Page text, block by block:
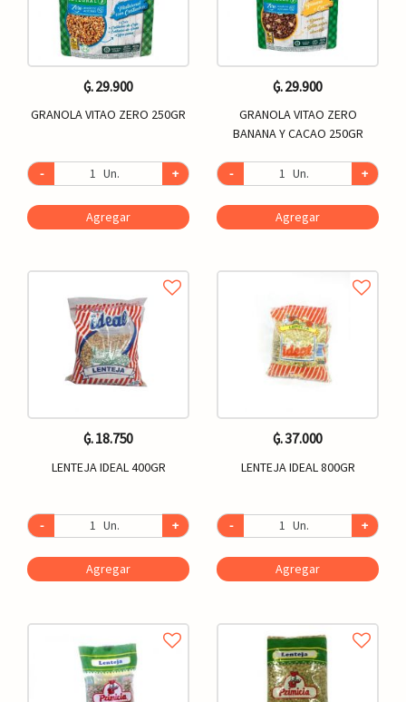
₲. 29.900
GRANOLA VITAO ZERO 250GR
- Un. +
Agregar
₲. 29.900
GRANOLA VITAO ZERO
BANANA Y CACAO 250GR
- Un. +
Agregar
₲. 18.750
LENTEJA IDEAL 400GR
- Un. +
Agregar
₲. 37.000
LENTEJA IDEAL 800GR
- Un. +
Agregar